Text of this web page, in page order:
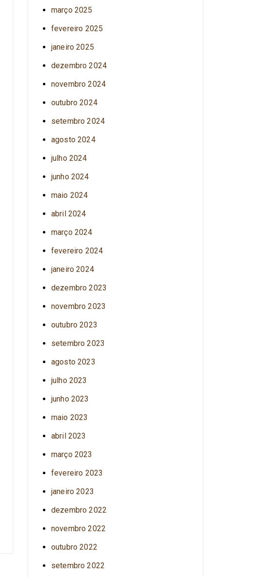
março 2025
fevereiro 2025
janeiro 2025
dezembro 2024
novembro 2024
outubro 2024
setembro 2024
agosto 2024
julho 2024
junho 2024
maio 2024
abril 2024
março 2024
fevereiro 2024
janeiro 2024
dezembro 2023
novembro 2023
outubro 2023
setembro 2023
agosto 2023
julho 2023
junho 2023
maio 2023
abril 2023
março 2023
fevereiro 2023
janeiro 2023
dezembro 2022
novembro 2022
outubro 2022
setembro 2022